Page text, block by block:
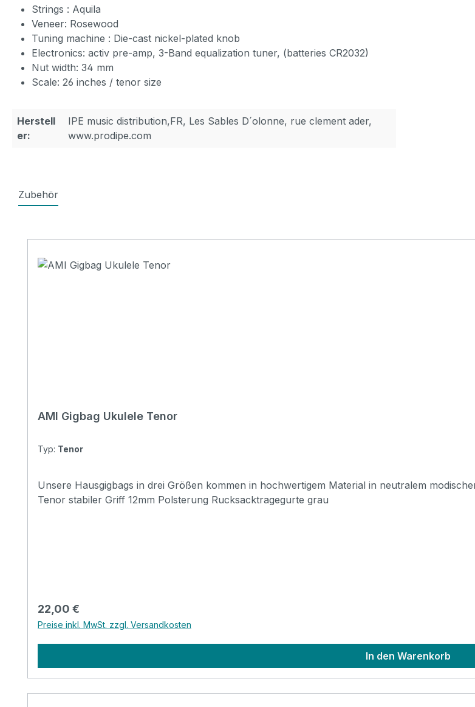
Strings : Aquila
Veneer: Rosewood
Tuning machine : Die-cast nickel-plated knob
Electronics: activ pre-amp, 3-Band equalization tuner, (batteries CR2032)
Nut width: 34 mm
Scale: 26 inches / tenor size
Herstell
er:
IPE music distribution,FR, Les Sables D´olonne, rue clement ader,
www.prodipe.com
Zubehör
AMI Gigbag Ukulele Tenor
Typ: Tenor
Unsere Hausgigbags in drei Größen kommen in hochwertigem Material in neutralem modischen
Tenor stabiler Griff 12mm Polsterung Rucksacktragegurte grau
Regulärer Preis:
22,00 €
Preise inkl. MwSt. zzgl. Versandkosten
In den Warenkorb